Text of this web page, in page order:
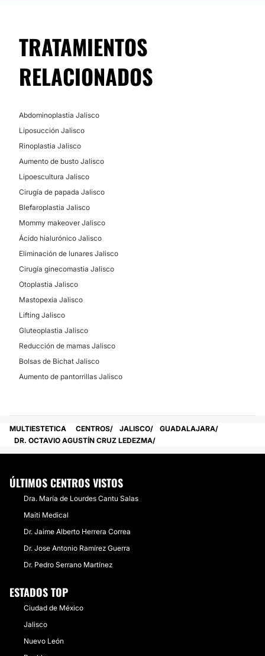
TRATAMIENTOS
RELACIONADOS
Abdominoplastia Jalisco
Liposucción Jalisco
Rinoplastia Jalisco
Aumento de busto Jalisco
Lipoescultura Jalisco
Cirugía de papada Jalisco
Blefaroplastia Jalisco
Mommy makeover Jalisco
Ácido hialurónico Jalisco
Eliminación de lunares Jalisco
Cirugía ginecomastia Jalisco
Otoplastia Jalisco
Mastopexia Jalisco
Lifting Jalisco
Gluteoplastia Jalisco
Reducción de mamas Jalisco
Bolsas de Bichat Jalisco
Aumento de pantorrillas Jalisco
MULTIESTETICA CENTROS JALISCO
GUADALAJARA
DR. OCTAVIO AGUSTÍN CRUZ LEDEZMA
ÚLTIMOS CENTROS VISTOS
Dra. María de Lourdes Cantu Salas
Maiti Medical
​Dr. Jaime Alberto Herrera Correa
Dr. Jose Antonio Ramírez Guerra
​Dr. Pedro Serrano Martínez
ESTADOS TOP
Ciudad de México
Jalisco
Nuevo León